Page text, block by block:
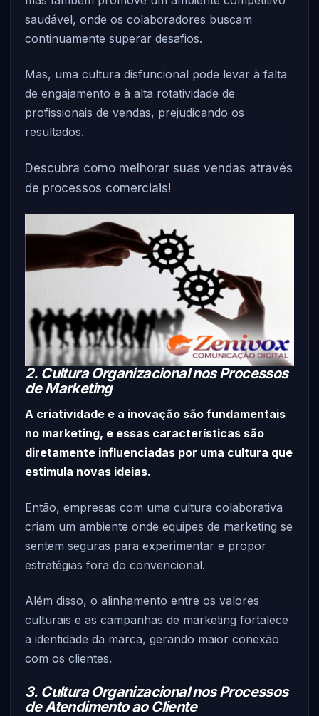
saudável, onde os colaboradores buscam
continuamente superar desafios.
Mas, uma cultura disfuncional pode levar à falta
de engajamento e à alta rotatividade de
profissionais de vendas, prejudicando os
resultados.
Descubra como melhorar suas vendas através
de processos comerciais!
2. Cultura Organizacional nos Processos
de Marketing
A criatividade e a inovação são fundamentais
no marketing, e essas características são
diretamente influenciadas por uma cultura que
estimula novas ideias.
Então, empresas com uma cultura colaborativa
criam um ambiente onde equipes de marketing se
sentem seguras para experimentar e propor
estratégias fora do convencional.
Além disso, o alinhamento entre os valores
culturais e as campanhas de marketing fortalece
a identidade da marca, gerando maior conexão
com os clientes.
3. Cultura Organizacional nos Processos
de Atendimento ao Cliente